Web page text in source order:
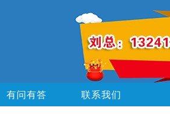
有问有答 联系我们